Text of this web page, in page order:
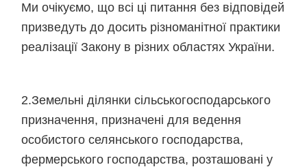
Ми очікуємо, що всі ці питання без відповідей
призведуть до досить різноманітної практики
реалізації Закону в різних областях України.
2.Земельні ділянки сільськогосподарського
призначення, призначені для ведення
особистого селянського господарства,
фермерського господарства, розташовані у